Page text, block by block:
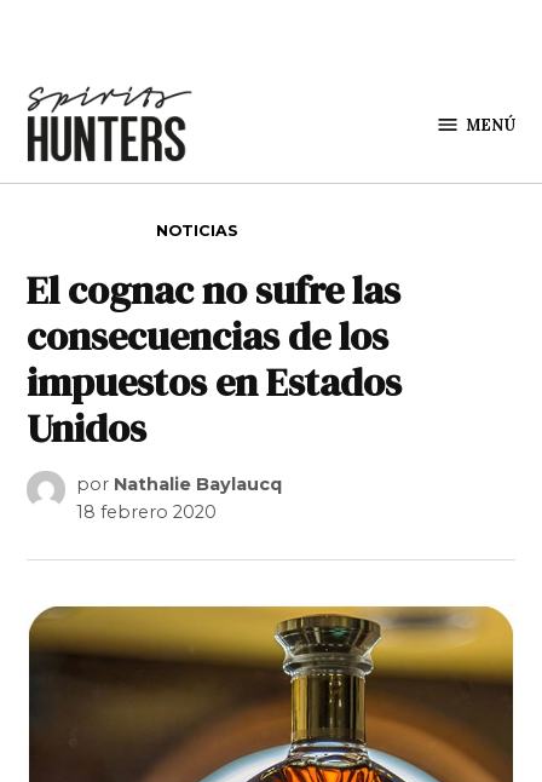
MENÚ
NOTICIAS
El cognac no sufre las
consecuencias de los
impuestos en Estados
Unidos
por Nathalie Baylaucq
18 febrero 2020